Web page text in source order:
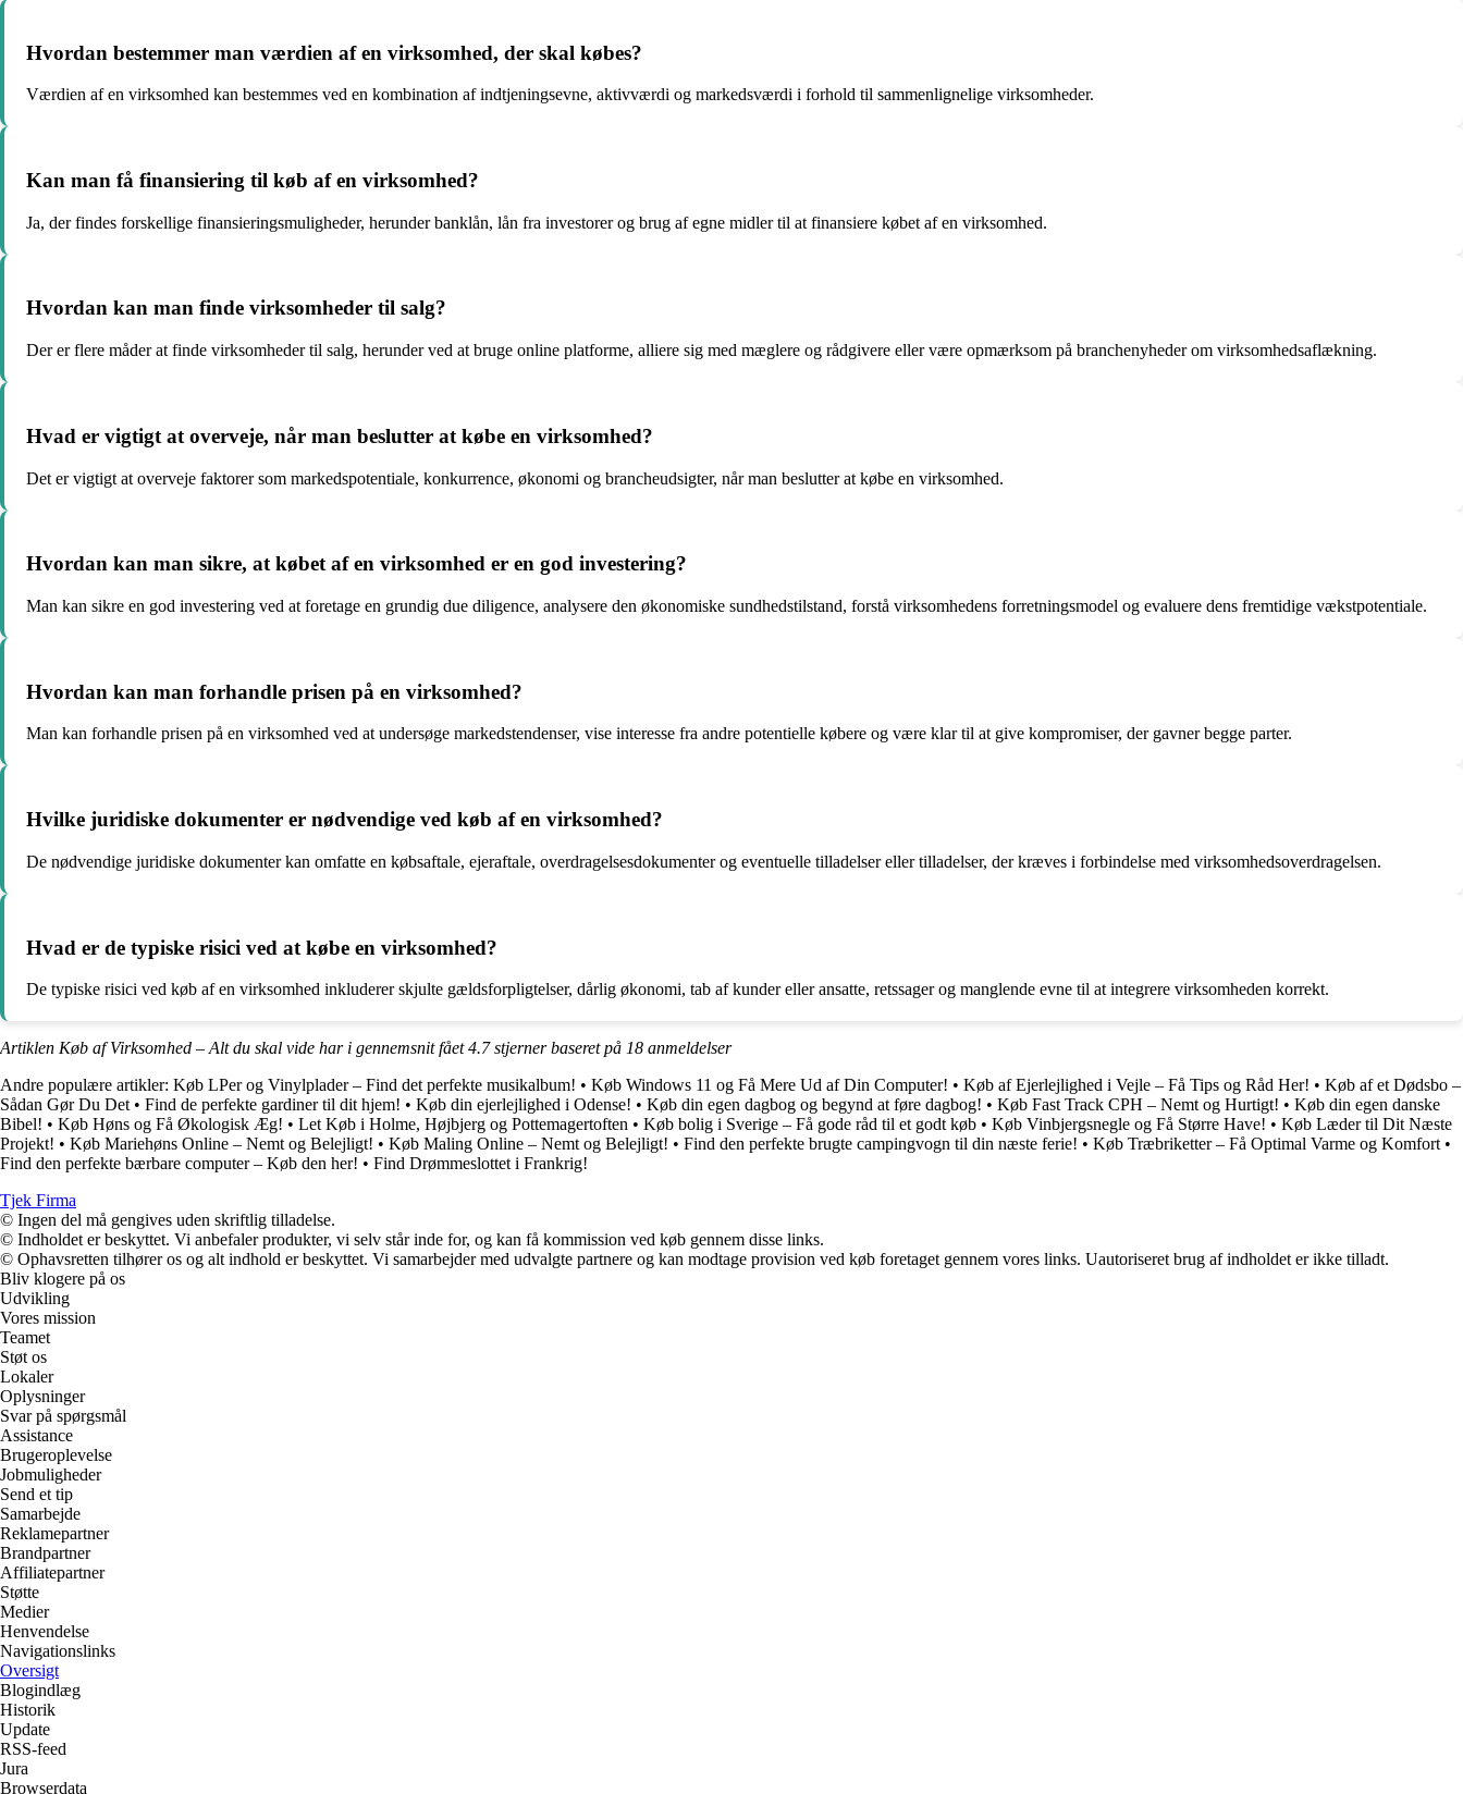
Hvordan bestemmer man værdien af en virksomhed, der skal købes?
Værdien af en virksomhed kan bestemmes ved en kombination af indtjeningsevne, aktivværdi og markedsværdi i forhold til sammenlignelige virksomheder.
Kan man få finansiering til køb af en virksomhed?
Ja, der findes forskellige finansieringsmuligheder, herunder banklån, lån fra investorer og brug af egne midler til at finansiere købet af en virksomhed.
Hvordan kan man finde virksomheder til salg?
Der er flere måder at finde virksomheder til salg, herunder ved at bruge online platforme, alliere sig med mæglere og rådgivere eller være opmærksom på branchenyheder om virksomhedsaflækning.
Hvad er vigtigt at overveje, når man beslutter at købe en virksomhed?
Det er vigtigt at overveje faktorer som markedspotentiale, konkurrence, økonomi og brancheudsigter, når man beslutter at købe en virksomhed.
Hvordan kan man sikre, at købet af en virksomhed er en god investering?
Man kan sikre en god investering ved at foretage en grundig due diligence, analysere den økonomiske sundhedstilstand, forstå virksomhedens forretningsmodel og evaluere dens fremtidige vækstpotentiale.
Hvordan kan man forhandle prisen på en virksomhed?
Man kan forhandle prisen på en virksomhed ved at undersøge markedstendenser, vise interesse fra andre potentielle købere og være klar til at give kompromiser, der gavner begge parter.
Hvilke juridiske dokumenter er nødvendige ved køb af en virksomhed?
De nødvendige juridiske dokumenter kan omfatte en købsaftale, ejeraftale, overdragelsesdokumenter og eventuelle tilladelser eller tilladelser, der kræves i forbindelse med virksomhedsoverdragelsen.
Hvad er de typiske risici ved at købe en virksomhed?
De typiske risici ved køb af en virksomhed inkluderer skjulte gældsforpligtelser, dårlig økonomi, tab af kunder eller ansatte, retssager og manglende evne til at integrere virksomheden korrekt.
Artiklen Køb af Virksomhed – Alt du skal vide har i gennemsnit fået4.7stjerner baseret på 18 anmeldelser
Andre populære artikler: Køb LPer og Vinylplader – Find det perfekte musikalbum! • Køb Windows 11 og Få Mere Ud af Din Computer! • Køb af Ejerlejlighed i Vejle – Få Tips og Råd Her! • Køb af et Dødsbo –
Sådan Gør Du Det • Find de perfekte gardiner til dit hjem! • Køb din ejerlejlighed i Odense! • Køb din egen dagbog og begynd at føre dagbog! • Køb Fast Track CPH – Nemt og Hurtigt! • Køb din egen danske
Bibel! • Køb Høns og Få Økologisk Æg! • Let Køb i Holme, Højbjerg og Pottemagertoften • Køb bolig i Sverige – Få gode råd til et godt køb • Køb Vinbjergsnegle og Få Større Have! • Køb Læder til Dit Næste
Projekt! • Køb Mariehøns Online – Nemt og Belejligt! • Køb Maling Online – Nemt og Belejligt! • Find den perfekte brugte campingvogn til din næste ferie! • Køb Træbriketter – Få Optimal Varme og Komfort •
Find den perfekte bærbare computer – Køb den her! • Find Drømmeslottet i Frankrig!
Tjek Firma
© Ingen del må gengives uden skriftlig tilladelse.
© Indholdet er beskyttet. Vi anbefaler produkter, vi selv står inde for, og kan få kommission ved køb gennem disse links.
© Ophavsretten tilhører os og alt indhold er beskyttet. Vi samarbejder med udvalgte partnere og kan modtage provision ved køb foretaget gennem vores links. Uautoriseret brug af indholdet er ikke tilladt.
Bliv klogere på os
Udvikling
Vores mission
Teamet
Støt os
Lokaler
Oplysninger
Svar på spørgsmål
Assistance
Brugeroplevelse
Jobmuligheder
Send et tip
Samarbejde
Reklamepartner
Brandpartner
Affiliatepartner
Støtte
Medier
Henvendelse
Navigationslinks
Oversigt
Blogindlæg
Historik
Update
RSS-feed
Jura
Browserdata